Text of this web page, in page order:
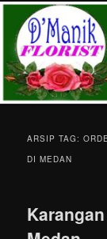
Langsung
konten
utama
Langsung
konten
sekunderToko
Melayani
Gratis Ongkir
ARSIP TAG:
DI MEDAN